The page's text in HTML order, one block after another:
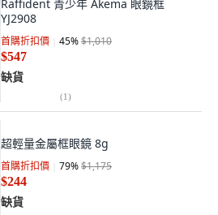
Raffident 青少年 Akema 眼鏡框
YJ2908
首購折扣價 45%$1,010
$547
缺貨
(1)
超輕量金屬框眼鏡 8g
首購折扣價 79%$1,175
$244
缺貨